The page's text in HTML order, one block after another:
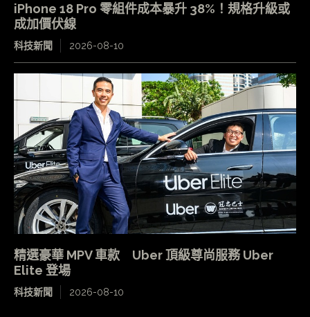
iPhone 18 Pro 零組件成本暴升 38%！規格升級或
成加價伏線
科技新聞 2026-08-10
精選豪華 MPV 車款 Uber 頂級尊尚服務 Uber
Elite 登場
科技新聞 2026-08-10